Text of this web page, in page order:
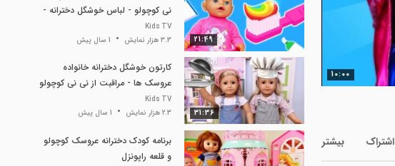
10:00
اشتراک بیشتر
21:49
نی کوچولو - لباس خوشگل دخترانه -
سرسره توپ رنگی
Kids TV
3.3 هزار نمایش
1 سال پیش
31:36
کارتون خوشگل دخترانه خانواده
عروسک ها - مراقبت از نی نی کوچولو
و آشپزی رستوران
Kids TV
2.3 هزار نمایش
1 سال پیش
برنامه کودک دخترانه عروسک کوچولو
و قلعه راپونزل